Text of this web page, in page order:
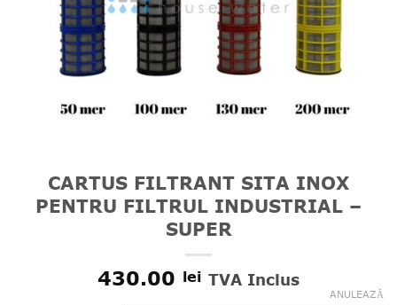
CARTUS FILTRANT SITA INOX
PENTRU FILTRUL INDUSTRIAL –
SUPER
430.00 lei TVA Inclus
ANULEAZĂ